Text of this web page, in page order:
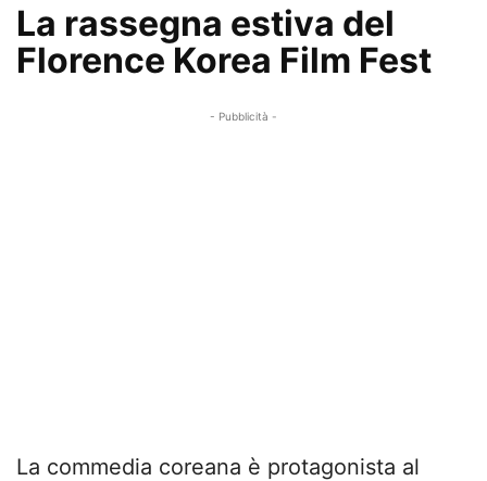
La rassegna estiva del
Florence Korea Film Fest
- Pubblicità -
La commedia coreana è protagonista al